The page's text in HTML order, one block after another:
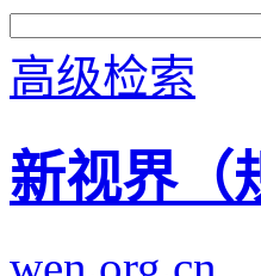
高级检索
新视界（